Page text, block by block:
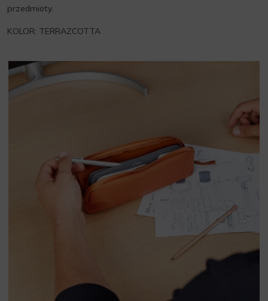
przedmioty.
KOLOR: TERRAZCOTTA